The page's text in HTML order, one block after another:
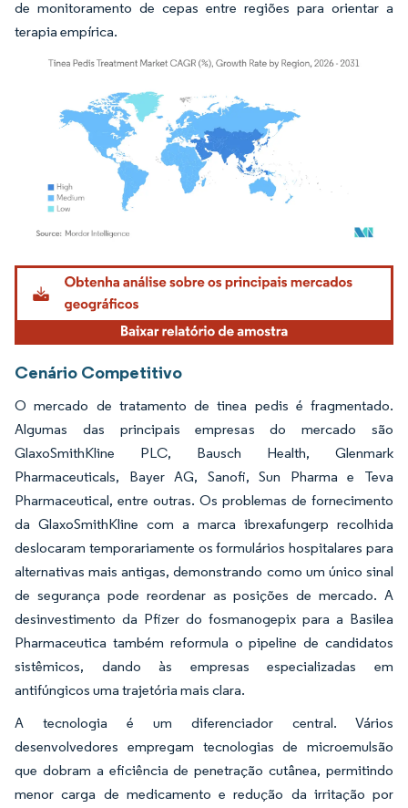
de monitoramento de cepas entre regiões para orientar a
terapia empírica.
Imagem © Mordor Intelligence. O reuso requer atribuição conforme CC BY 4.0.
Cenário Competitivo
O mercado de tratamento de tinea pedis é fragmentado.
Algumas das principais empresas do mercado são
GlaxoSmithKline PLC, Bausch Health, Glenmark
Pharmaceuticals, Bayer AG, Sanofi, Sun Pharma e Teva
Pharmaceutical, entre outras. Os problemas de fornecimento
da GlaxoSmithKline com a marca ibrexafungerp recolhida
deslocaram temporariamente os formulários hospitalares para
alternativas mais antigas, demonstrando como um único sinal
de segurança pode reordenar as posições de mercado. A
desinvestimento da Pfizer do fosmanogepix para a Basilea
Pharmaceutica também reformula o pipeline de candidatos
sistêmicos, dando às empresas especializadas em
antifúngicos uma trajetória mais clara.
A tecnologia é um diferenciador central. Vários
desenvolvedores empregam tecnologias de microemulsão
que dobram a eficiência de penetração cutânea, permitindo
menor carga de medicamento e redução da irritação por